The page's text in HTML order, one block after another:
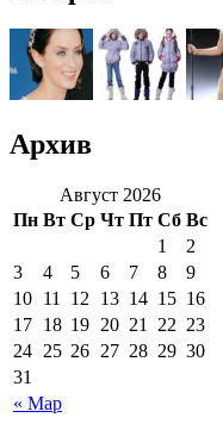
Архив
Август 2026
Пн Вт Ср Чт Пт Сб Вс
« Мар
1
2
3
4 5 6 7 8
9
10 11 12 13 14 15 16
17 18 19 20 21 22 23
24 25 26 27 28 29 30
31